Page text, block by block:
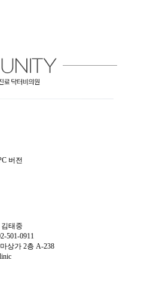
버전
태중
501-0911
상가 2층 A-238